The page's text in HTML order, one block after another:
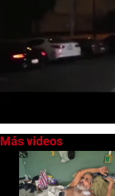
seconds
seconds